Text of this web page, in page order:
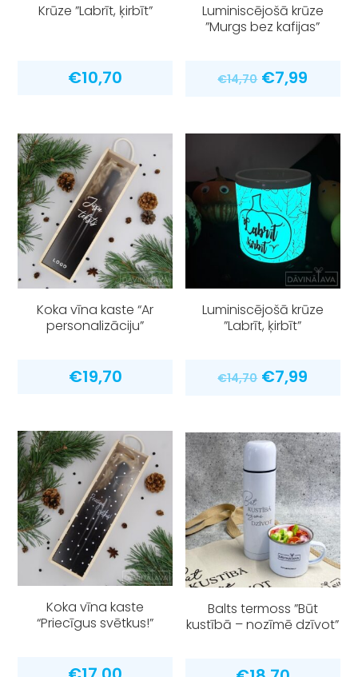
Krūze ”Labrīt, ķirbīt”
€10,70
Luminiscējošā krūze
”Murgs bez kafijas”
€14,70 Original
€14,70.
€7,99
€7,99.
Koka vīna kaste “Ar
personalizāciju”
€19,70
Luminiscējošā krūze
”Labrīt, ķirbīt”
€14,70 Original
€14,70.
€7,99
€7,99.
Koka vīna kaste
“Priecīgus svētkus!”
Balts termoss ”Būt
kustībā – nozīmē dzīvot”